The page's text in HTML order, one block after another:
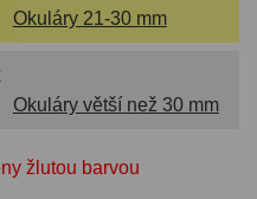
Okuláry 21-30 mm
Okuláry větší než 30 mm
žlutou barvou